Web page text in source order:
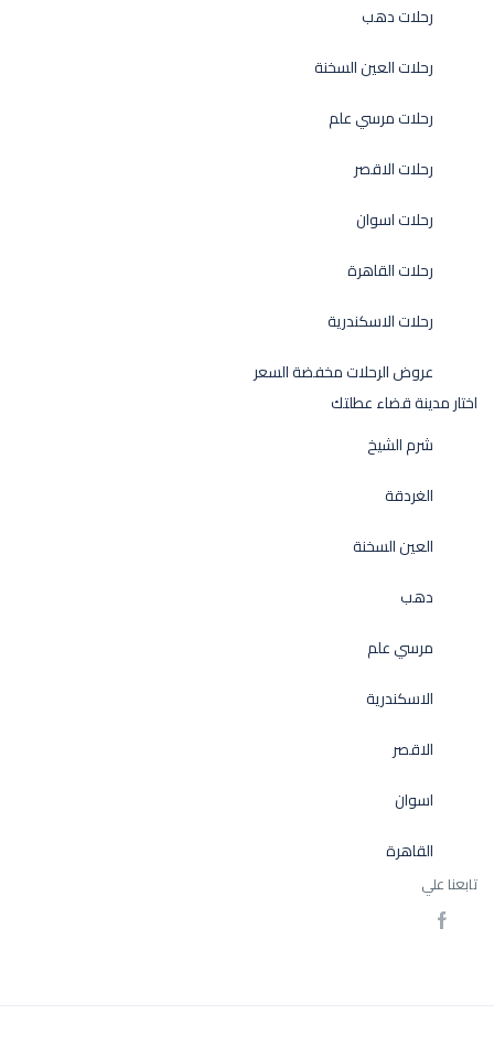
رحلات دهب
رحلات العين السخنة
رحلات مرسي علم
رحلات الاقصر
رحلات اسوان
رحلات القاهرة
رحلات الاسكندرية
عروض الرحلات مخفضة السعر
اختار مدينة قضاء عطلتك
شرم الشيخ
الغردقة
العين السخنة
دهب
مرسي علم
الاسكندرية
الاقصر
اسوان
القاهرة
تابعنا علي